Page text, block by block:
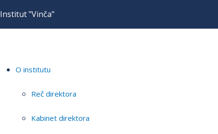
Institut "Vinča"
O institutu
Reč direktora
Kabinet direktora